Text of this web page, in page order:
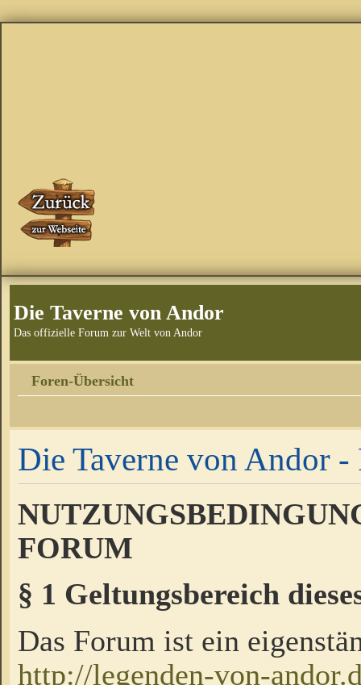
Die Taverne von Andor
Das offizielle Forum zur Welt von Andor
Foren-Übersicht
Die Taverne von Andor -
FORUM
§ 1 Geltungsbereich
Das Forum ist ein
http://legenden-von-